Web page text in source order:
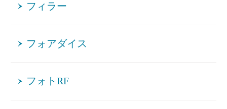
フィラー
フォアダイス
フォトRF